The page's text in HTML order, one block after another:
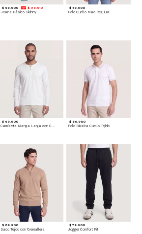
$ 99.900 $ 89.910
Jeans Básico Skinny
$ 59.900
Polo Cuello Mao Regular
$ 69.900 $ 69.900
Polo Básica Cuello Tejido
$ 89.900
Saco Tejido con Cremallera
$ 79.900
Jogger Comfort Fit